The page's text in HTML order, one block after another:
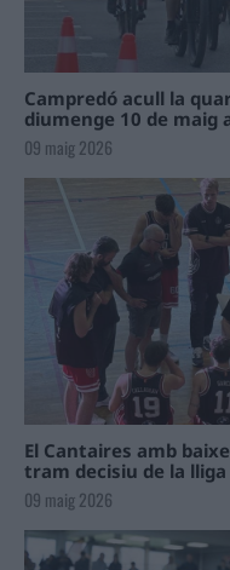
Campredó acull la
diumenge 10 de maig
09 maig 2026
El Cantaires amb
tram decisiu de la lliga
09 maig 2026